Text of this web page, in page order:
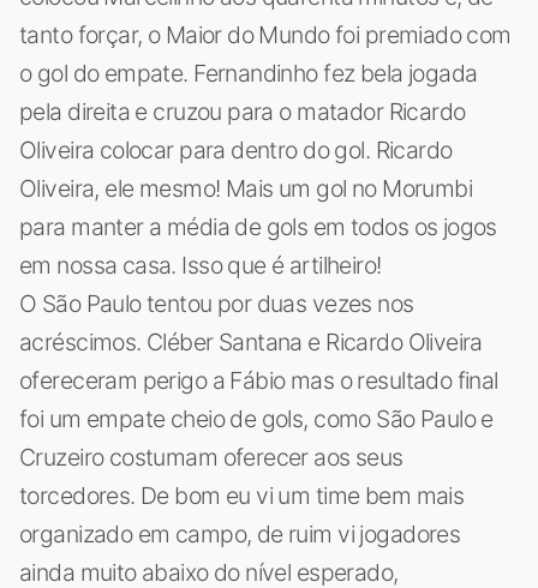
tanto forçar, o Maior do Mundo foi premiado com
o gol do empate. Fernandinho fez bela jogada
pela direita e cruzou para o matador Ricardo
Oliveira colocar para dentro do gol. Ricardo
Oliveira, ele mesmo! Mais um gol no Morumbi
para manter a média de gols em todos os jogos
em nossa casa. Isso que é artilheiro!
O São Paulo tentou por duas vezes nos
acréscimos. Cléber Santana e Ricardo Oliveira
ofereceram perigo a Fábio mas o resultado final
foi um empate cheio de gols, como São Paulo e
Cruzeiro costumam oferecer aos seus
torcedores. De bom eu vi um time bem mais
organizado em campo, de ruim vi jogadores
ainda muito abaixo do nível esperado,